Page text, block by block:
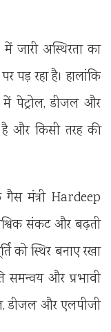
जारी अस्थिरता का
रहा है। हालांकि
में पेट्रोल, डीजल और
है और किसी तरह की
गैस मंत्री Hardeep
संकट और बढ़ती
को स्थिर बनाए रखा
समन्वय और प्रभावी
डीजल और एलपीजी